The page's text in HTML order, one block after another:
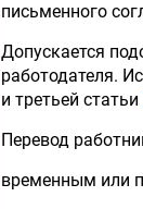
письменного
Допускается
работодателя.
и третьей статьи
Перевод
временным или